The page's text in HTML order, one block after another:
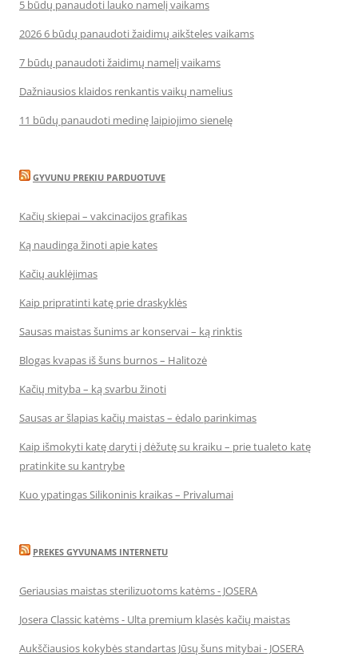
5 būdų panaudoti lauko namelį vaikams
2026 6 būdų panaudoti žaidimų aikšteles vaikams
7 būdų panaudoti žaidimų namelį vaikams
Dažniausios klaidos renkantis vaikų namelius
11 būdų panaudoti medinę laipiojimo sienelę
GYVUNU PREKIU PARDUOTUVE
Kačių skiepai – vakcinacijos grafikas
Ką naudinga žinoti apie kates
Kačių auklėjimas
Kaip pripratinti katę prie draskyklės
Sausas maistas šunims ar konservai – ką rinktis
Blogas kvapas iš šuns burnos – Halitozė
Kačių mityba – ką svarbu žinoti
Sausas ar šlapias kačių maistas – ėdalo parinkimas
Kaip išmokyti katę daryti į dėžutę su kraiku – prie tualeto katę
pratinkite su kantrybe
Kuo ypatingas Silikoninis kraikas – Privalumai
PREKES GYVUNAMS INTERNETU
Geriausias maistas sterilizuotoms katėms - JOSERA
Josera Classic katėms - Ulta premium klasės kačių maistas
Aukščiausios kokybės standartas Jūsų šuns mitybai - JOSERA